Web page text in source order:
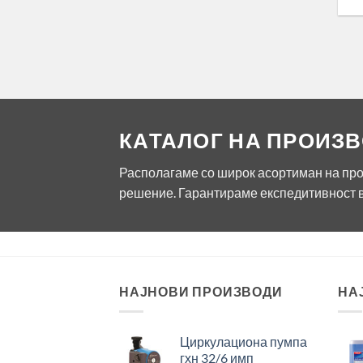
КАТАЛОГ НА
Располагаме со широк асортиман на
решение. Гарантираме експедитивност
НАЈНОВИ ПРОИЗВОДИ
Циркулациона пумпа
гхн 32/6 имп